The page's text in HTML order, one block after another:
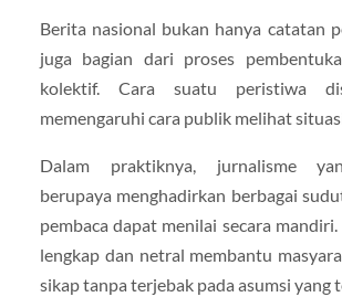
Berita nasional bukan hanya catatan
juga bagian dari proses
kolektif. Cara suatu peristiwa
memengaruhi cara publik melihat
Dalam praktiknya, jurnalisme
berupaya menghadirkan berbagai
pembaca dapat menilai secara
lengkap dan netral membantu
sikap tanpa terjebak pada asumsi yang